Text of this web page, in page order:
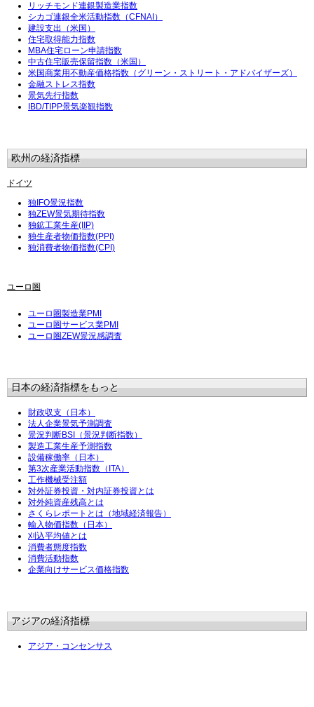
リッチモンド連銀製造業指数
シカゴ連銀全米活動指数（CFNAI）
建設支出（米国）
住宅取得能力指数
MBA住宅ローン申請指数
中古住宅販売保留指数（米国）
米国商業用不動産価格指数（グリーン・ストリート・アドバイザーズ）
金融ストレス指数
景気先行指数
IBD/TIPP景気楽観指数
欧州の経済指標
ドイツ
独IFO景況指数
独ZEW景気期待指数
独鉱工業生産(IIP)
独生産者物価指数(PPI)
独消費者物価指数(CPI)
ユーロ圏
ユーロ圏製造業PMI
ユーロ圏サービス業PMI
ユーロ圏ZEW景況感調査
日本の経済指標をもっと
財政収支（日本）
法人企業景気予測調査
景況判断BSI（景況判断指数）
製造工業生産予測指数
設備稼働率（日本）
第3次産業活動指数（ITA）
工作機械受注額
対外証券投資・対内証券投資とは
対外純資産残高とは
さくらレポートとは（地域経済報告）
輸入物価指数（日本）
刈込平均値とは
消費者態度指数
消費活動指数
企業向けサービス価格指数
アジアの経済指標
アジア・コンセンサス